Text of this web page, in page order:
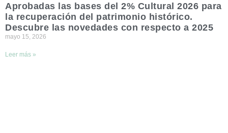
Aprobadas las bases del 2% Cultural 2026 para
la recuperación del patrimonio histórico.
Descubre las novedades con respecto a 2025
mayo 15, 2026
Leer más »